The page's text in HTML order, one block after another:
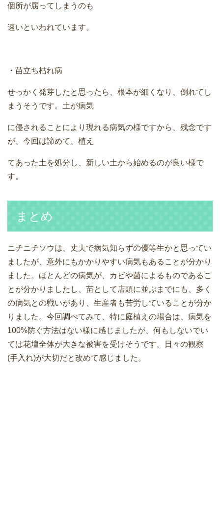
個所が腐ってしまうのも
速いといわれています。
・苗立ち枯れ病
せっかく発芽したと思ったら、根本が細くなり、倒れてし
まうそうです。土が病気
に侵されることにより現れる病気の様ですから、残念です
が、今回は諦めて、植え
てあった土を処分し、新しい土から始めるのが良い様で
す。
まとめ
ニチニチソウは、丈夫で病気知らずの優等生かと思ってい
ましたが、意外にもかかりやすい病気もあることが分かり
ました。ほとんどの病気が、カビや菌によるものであるこ
とが分かりましたし、苗として店頭に並ぶまでにも、多く
の病気との戦いがあり、生産者も苦労していることが分か
りました。今回調べてみて、特に庭植えの場合は、病気を
100%防ぐ方法はない様に感じましたが、何もしないでい
ては花壇全体が大きな被害を受けそうです。日々の観察
(手入れ)が大切だと改めて感じました。